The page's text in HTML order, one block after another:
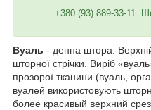
+380 (93) 889-33-11
Вуаль - денна штора.
шторної стрічки. Виріб
прозорої тканини (вуаль,
вуалей використовують
более красивый верхний